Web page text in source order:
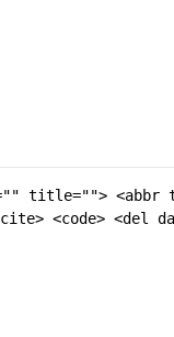
title=""> <abbr
<code> <del